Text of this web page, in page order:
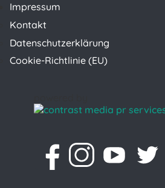
Impressum
Kontakt
Datenschutzerklärung
Cookie-Richtlinie (EU)